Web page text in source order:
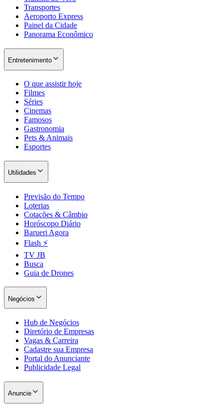
Transportes
Aeroporto Express
Painel da Cidade
Panorama Econômico
Entretenimento
O que assistir hoje
Filmes
Séries
Cinemas
Famosos
Gastronomia
Pets & Animais
Esportes
Utilidades
Previsão do Tempo
Loterias
Cotações & Câmbio
Horóscopo Diário
Barueri Agora
Flash ⚡
TV JB
Busca
Guia de Drones
Negócios
Hub de Negócios
Diretório de Empresas
Vagas & Carreira
Cadastre sua Empresa
Portal do Anunciante
Publicidade Legal
Anuncie